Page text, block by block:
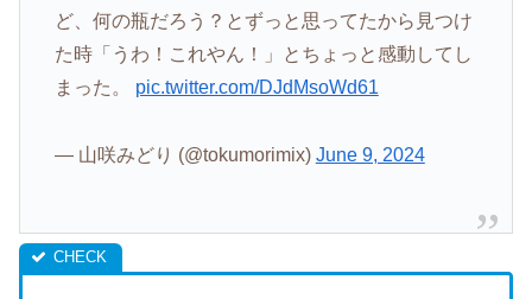
ど、何の瓶だろう？とずっと思ってたから見つけ
た時「うわ！これやん！」とちょっと感動してし
まった。 pic.twitter.com/DJdMsoWd61
— 山咲みどり (@tokumorimix) June 9, 2024